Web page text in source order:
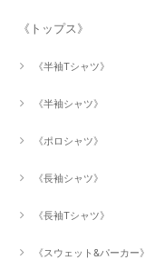
《トップス》
《半袖Tシャツ》
《半袖シャツ》
《ポロシャツ》
《長袖シャツ》
《長袖Tシャツ》
《スウェット&パーカー》